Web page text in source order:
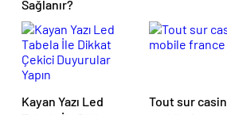
Tabela İle Dikkat
mobile france